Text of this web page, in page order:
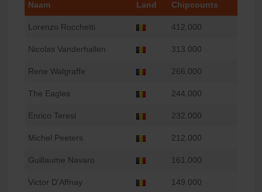
Naam Land Chipcounts
Lorenzo Rocchetti 412.000
Nicolas Vanderhallen 313.000
Rene Walgraffe 266.000
The Eagles 244.000
Enrico Teresi 232.000
Michel Peeters 212.000
Guillaume Navaro 161.000
Victor D’Affnay 149.000